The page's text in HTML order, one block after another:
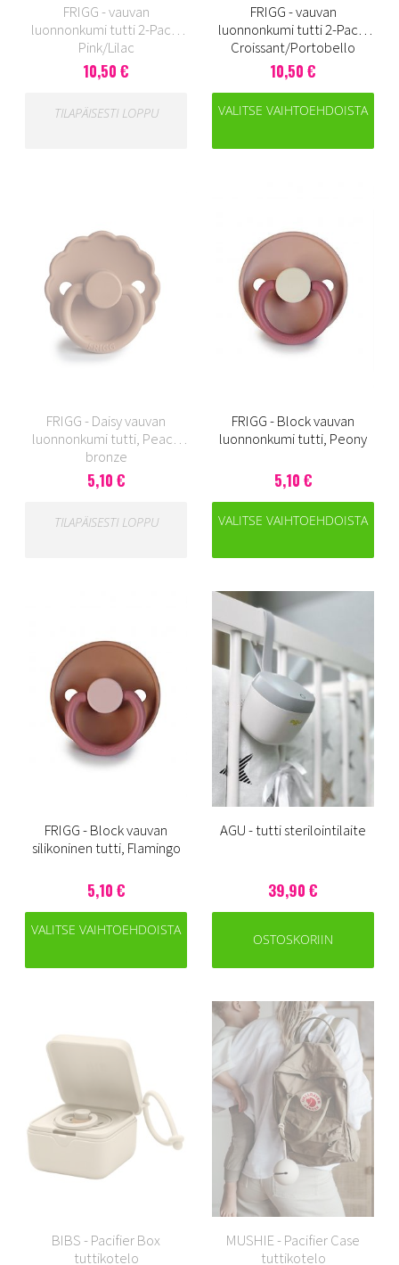
FRIGG - vauvan
luonnonkumi tutti 2-Pack,
Pink/Lilac
10,50 €
TILAPÄISESTI LOPPU
FRIGG - vauvan
luonnonkumi tutti 2-Pack,
Croissant/Portobello
10,50 €
VALITSE VAIHTOEHDOISTA
FRIGG - Daisy vauvan
luonnonkumi tutti, Peach
bronze
5,10 €
TILAPÄISESTI LOPPU
FRIGG - Block vauvan
luonnonkumi tutti, Peony
5,10 €
VALITSE VAIHTOEHDOISTA
FRIGG - Block vauvan
silikoninen tutti, Flamingo
5,10 €
VALITSE VAIHTOEHDOISTA
AGU - tutti sterilointilaite
39,90 €
OSTOSKORIIN
BIBS - Pacifier Box
tuttikotelo
MUSHIE - Pacifier Case
tuttikotelo